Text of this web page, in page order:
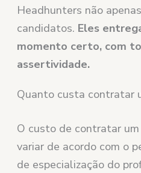
Headhunters não
candidatos. Eles
momento certo, com
assertividade.
Quanto custa contratar
O custo de contratar
variar de acordo com o
de especialização do